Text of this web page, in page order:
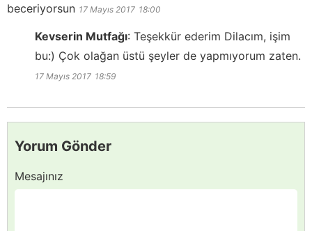
beceriyorsun 17 Mayıs 2017 18:00
Kevserin Mutfağı: Teşekkür ederim Dilacım, işim
bu:) Çok olağan üstü şeyler de yapmıyorum zaten.
17 Mayıs 2017 18:59
Yorum Gönder
Mesajınız